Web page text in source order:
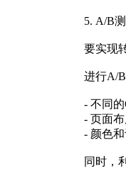
5. A/B
要实现
进行A/
- 不同
- 页面
- 颜色
同时，